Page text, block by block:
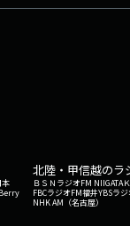
本
北陸・甲信越のラ
ＢＳＮラジオFM NIIGATA
FBCラジオFM福井YBSラ
NHK AM（名古屋）